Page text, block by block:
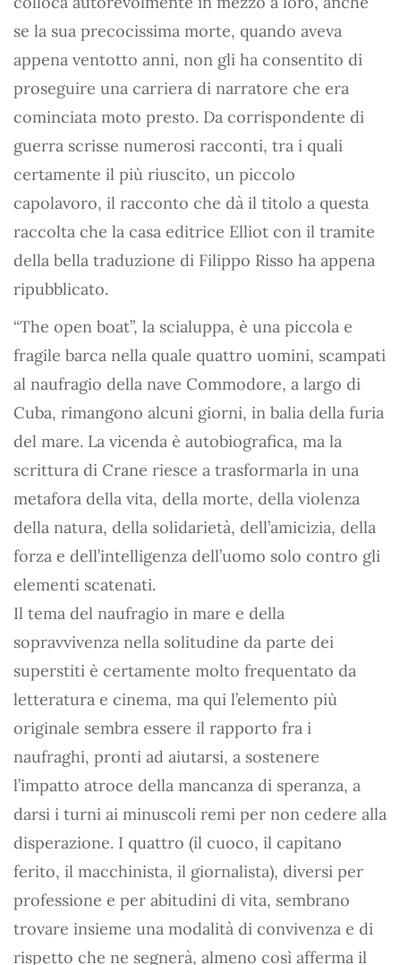
se la sua precocissima morte, quando aveva
appena ventotto anni, non gli ha consentito di
proseguire una carriera di narratore che era
cominciata moto presto. Da corrispondente di
guerra scrisse numerosi racconti, tra i quali
certamente il più riuscito, un piccolo
capolavoro, il racconto che dà il titolo a questa
raccolta che la casa editrice Elliot con il tramite
della bella traduzione di Filippo Risso ha appena
ripubblicato.
“The open boat”, la scialuppa, è una piccola e
fragile barca nella quale quattro uomini, scampati
al naufragio della nave Commodore, a largo di
Cuba, rimangono alcuni giorni, in balia della furia
del mare. La vicenda è autobiografica, ma la
scrittura di Crane riesce a trasformarla in una
metafora della vita, della morte, della violenza
della natura, della solidarietà, dell’amicizia, della
forza e dell’intelligenza dell’uomo solo contro gli
elementi scatenati.
Il tema del naufragio in mare e della
sopravvivenza nella solitudine da parte dei
superstiti è certamente molto frequentato da
letteratura e cinema, ma qui l’elemento più
originale sembra essere il rapporto fra i
naufraghi, pronti ad aiutarsi, a sostenere
l’impatto atroce della mancanza di speranza, a
darsi i turni ai minuscoli remi per non cedere alla
disperazione. I quattro (il cuoco, il capitano
ferito, il macchinista, il giornalista), diversi per
professione e per abitudini di vita, sembrano
trovare insieme una modalità di convivenza e di
rispetto che ne segnerà, almeno così afferma il